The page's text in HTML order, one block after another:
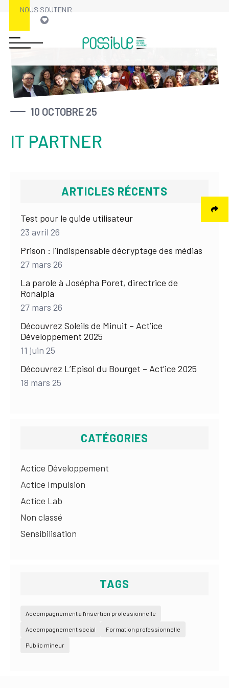
Skip
content
NOUS SOUTENIR
10 OCTOBRE 25
IT PARTNER
ARTICLES RÉCENTS
Test pour le guide utilisateur
23 avril 26
Prison : l’indispensable décryptage des médias
27 mars 26
La parole à Josépha Poret, directrice de
Ronalpia
27 mars 26
Découvrez Soleils de Minuit – Act’ice
Développement 2025
11 juin 25
Découvrez L’Episol du Bourget – Act’ice 2025
18 mars 25
CATÉGORIES
Actice Développement
Actice Impulsion
Actice Lab
Non classé
Sensibilisation
TAGS
Accompagnement à l'insertion professionnelle
Accompagnement social Formation professionnelle
Public mineur